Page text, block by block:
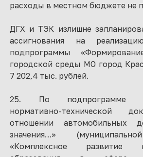
расходы в местном бюджете не
ДГХ и ТЭК излишне
ассигнования на
подпрограммы
городской среды МО город
7 202,4 тыс. рублей.
25. По подпрограмме
нормативно-технической
отношении автомобильных
значения…»
«Комплексное развитие